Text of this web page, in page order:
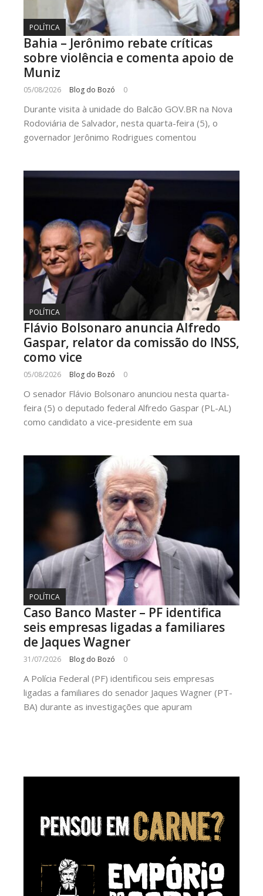
POLÍTICA
Bahia – Jerônimo rebate críticas
sobre violência e comenta apoio de
Muniz
05/08/2026 Blog do Bozó 0
Durante visita à unidade do Balcão GOV.BR na Nova
Rodoviária de Salvador, nesta quarta-feira (5), o
governador Jerônimo Rodrigues comentou
POLÍTICA
Flávio Bolsonaro anuncia Alfredo
Gaspar, relator da comissão do INSS,
como vice
05/08/2026 Blog do Bozó 0
O senador Flávio Bolsonaro anunciou nesta quarta-
feira (5) o deputado federal Alfredo Gaspar (PL-AL)
como candidato a vice-presidente em sua
POLÍTICA
Caso Banco Master – PF identifica
seis empresas ligadas a familiares
de Jaques Wagner
31/07/2026 Blog do Bozó 0
A Polícia Federal (PF) identificou seis empresas
ligadas a familiares do senador Jaques Wagner (PT-
BA) durante as investigações que apuram